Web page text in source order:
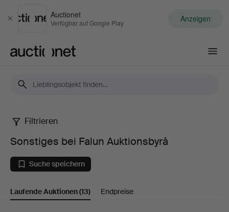
Schließen
Auctionet
Verfügbar auf Google Play Anzeigen
Sonstiges
bei
Falun
Auktionsbyrå
Filtrieren
Sonstiges bei Falun Auktionsbyrå
Suche speichern
Laufende Auktionen(13) Endpreise